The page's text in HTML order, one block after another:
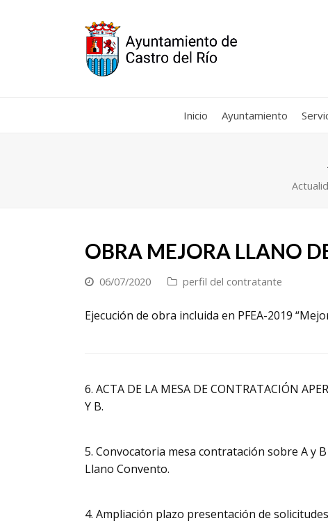
Inicio Ayuntamiento
OBRA MEJORA LLANO
06/07/2020 perfil del contratante
Ejecución de obra incluida en PFEA-2019
6. ACTA DE LA MESA DE CONTRATACIÓN
Y B.
5. Convocatoria mesa contratación sobre A y
Llano Convento.
4. Ampliación plazo presentación de